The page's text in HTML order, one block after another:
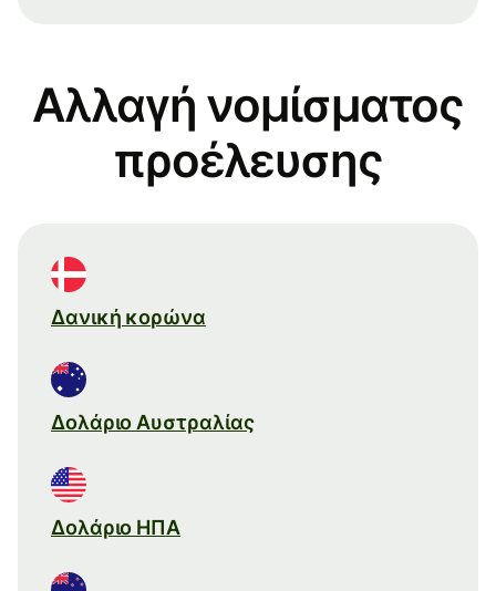
Αλλαγή νομίσματος
προέλευσης
Δανική κορώνα
Δολάριο Αυστραλίας
Δολάριο ΗΠΑ